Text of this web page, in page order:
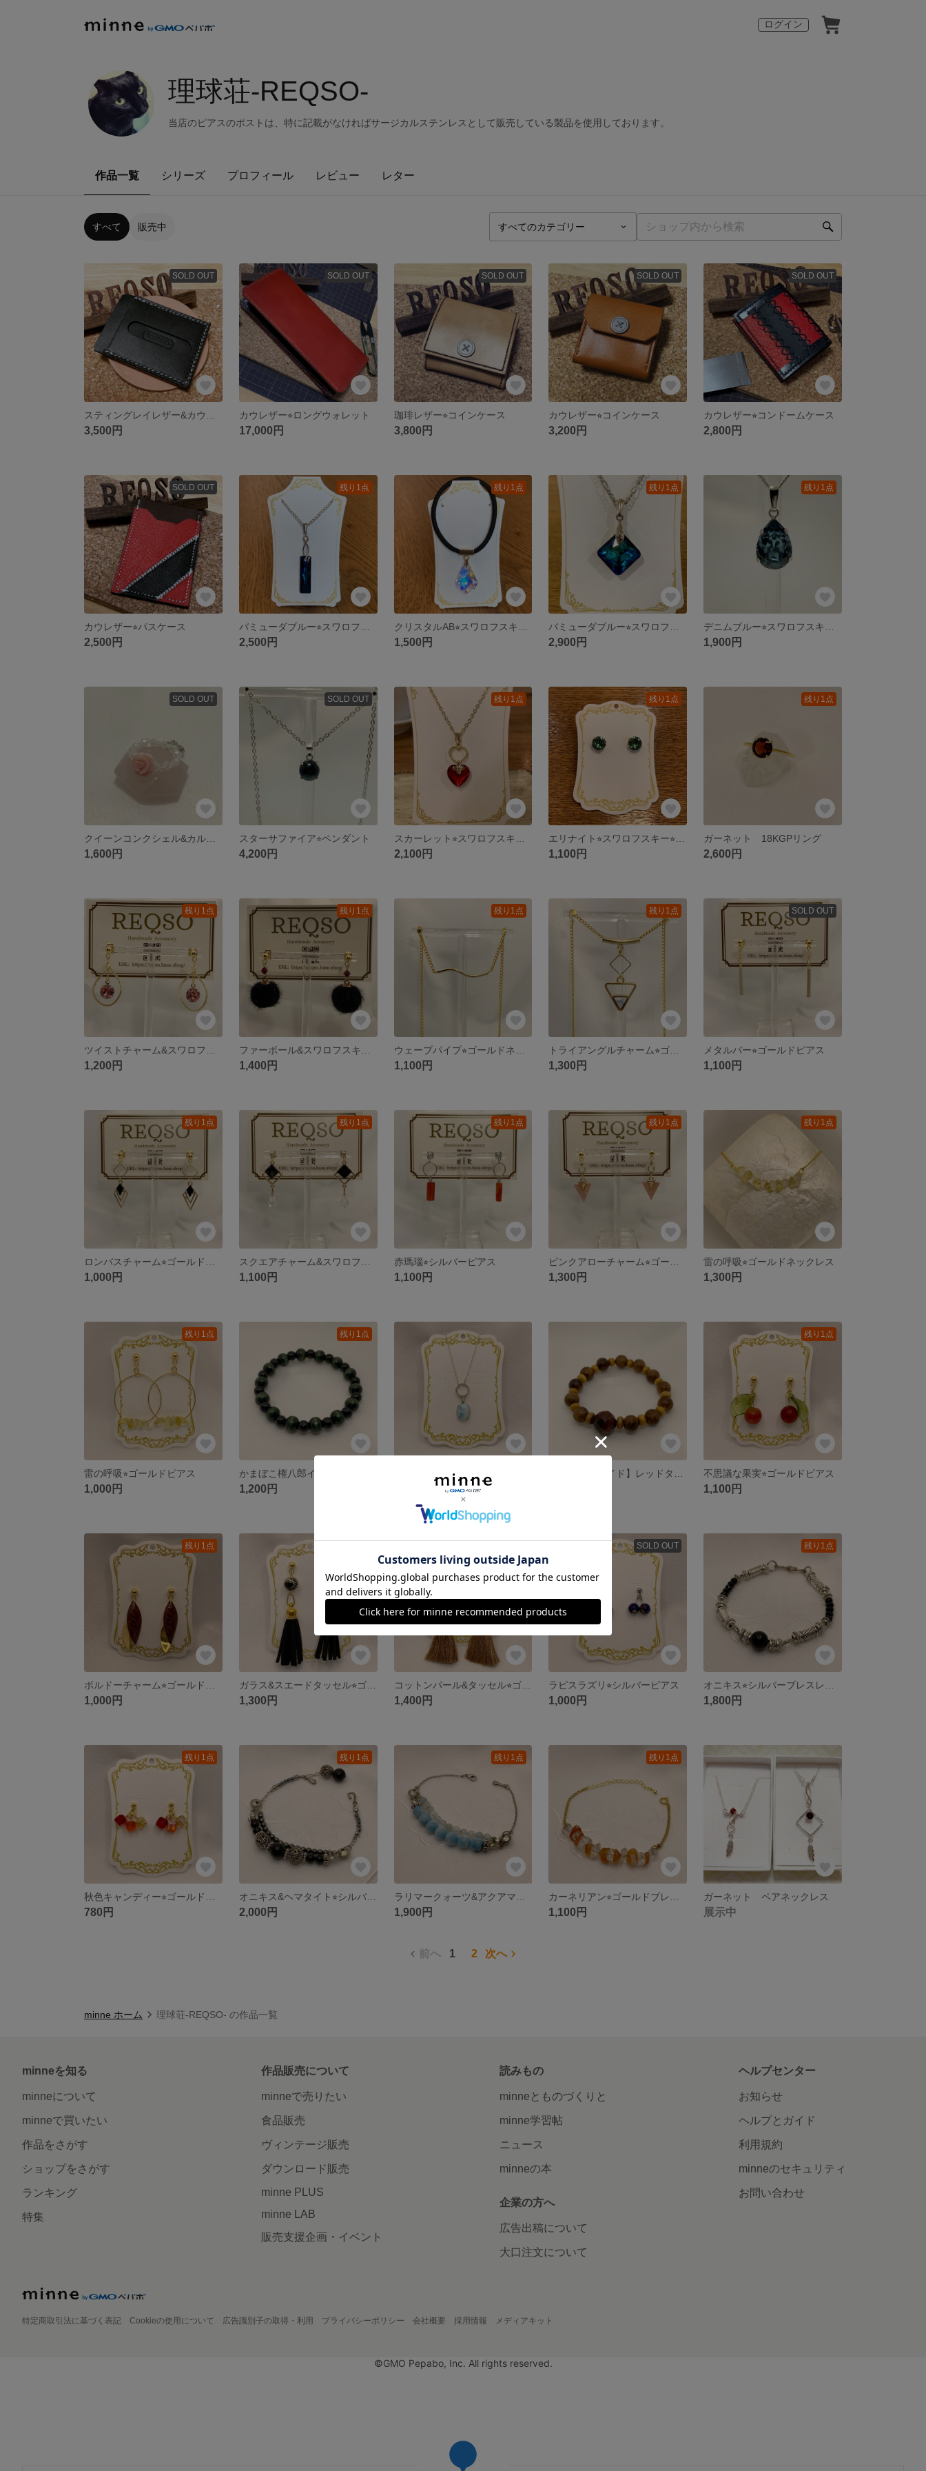
ログイン
理球荘-REQSO-
当店のピアスのポストは、特に記載がなければサージカルステンレスとして販売している製品を使用しております。
作品一覧 シリーズ プロフィール レビュー レター
すべて 販売中
SOLD OUT
3,500円
SOLD OUT
カウレザー⭐︎ロングウォレット
17,000円
SOLD OUT
珈琲レザー⭐︎コインケース
3,800円
SOLD OUT
カウレザー⭐︎コインケース
3,200円
SOLD OUT
カウレザー⭐︎コンドームケース
2,800円
SOLD OUT
カウレザー⭐︎パスケース
2,500円
残り1点
2,500円
残り1点
1,500円
残り1点
2,900円
残り1点
1,900円
SOLD OUT
1,600円
SOLD OUT
スターサファイア⭐︎ペンダント
4,200円
残り1点
2,100円
残り1点
1,100円
残り1点
ガーネット 18KGPリング
2,600円
残り1点
1,200円
残り1点
1,400円
残り1点
1,100円
残り1点
1,300円
SOLD OUT
メタルバー⭐︎ゴールドピアス
1,100円
残り1点
1,000円
残り1点
1,100円
残り1点
赤瑪瑙⭐︎シルバーピアス
1,100円
残り1点
1,300円
残り1点
雷の呼吸⭐︎ゴールドネックレス
1,300円
残り1点
雷の呼吸⭐︎ゴールドピアス
1,000円
残り1点
1,200円
残り1点
不思議な果実⭐︎ゴールドピアス
1,100円
残り1点
1,000円
ガラス&スエードタッセル⭐︎ゴールドピアス
1,300円
コットンパール&タッセル⭐︎ゴールドピアス
1,400円
SOLD OUT
ラピスラズリ⭐︎シルバーピアス
1,000円
残り1点
1,800円
残り1点
780円
残り1点
オニキス&ヘマタイト⭐︎シルバーブレスレット
2,000円
残り1点
1,900円
残り1点
1,100円
ガーネット ペアネックレス
展示中
前へ 1 2 次へ
minne ホーム 理球荘-REQSO- の作品一覧
minneを知る
minneについて
minneで買いたい
作品をさがす
ショップをさがす
ランキング
特集
作品販売について
minneで売りたい
食品販売
ヴィンテージ販売
ダウンロード販売
minne PLUS
minne LAB
販売支援企画・イベント
読みもの
minneとものづくりと
minne学習帖
ニュース
minneの本
企業の方へ
広告出稿について
大口注文について
ヘルプセンター
お知らせ
ヘルプとガイド
利用規約
minneのセキュリティ
お問い合わせ
特定商取引法に基づく表記 Cookieの使用について 広告識別子の取得・利用 プライバシーポリシー 会社概要 採用情報 メディアキット
©GMO Pepabo, Inc. All rights reserved.